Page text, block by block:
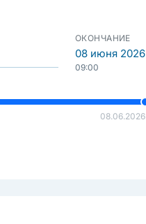
ОКОНЧАНИЕ
08 июня 2026
09:00
08.06.2026